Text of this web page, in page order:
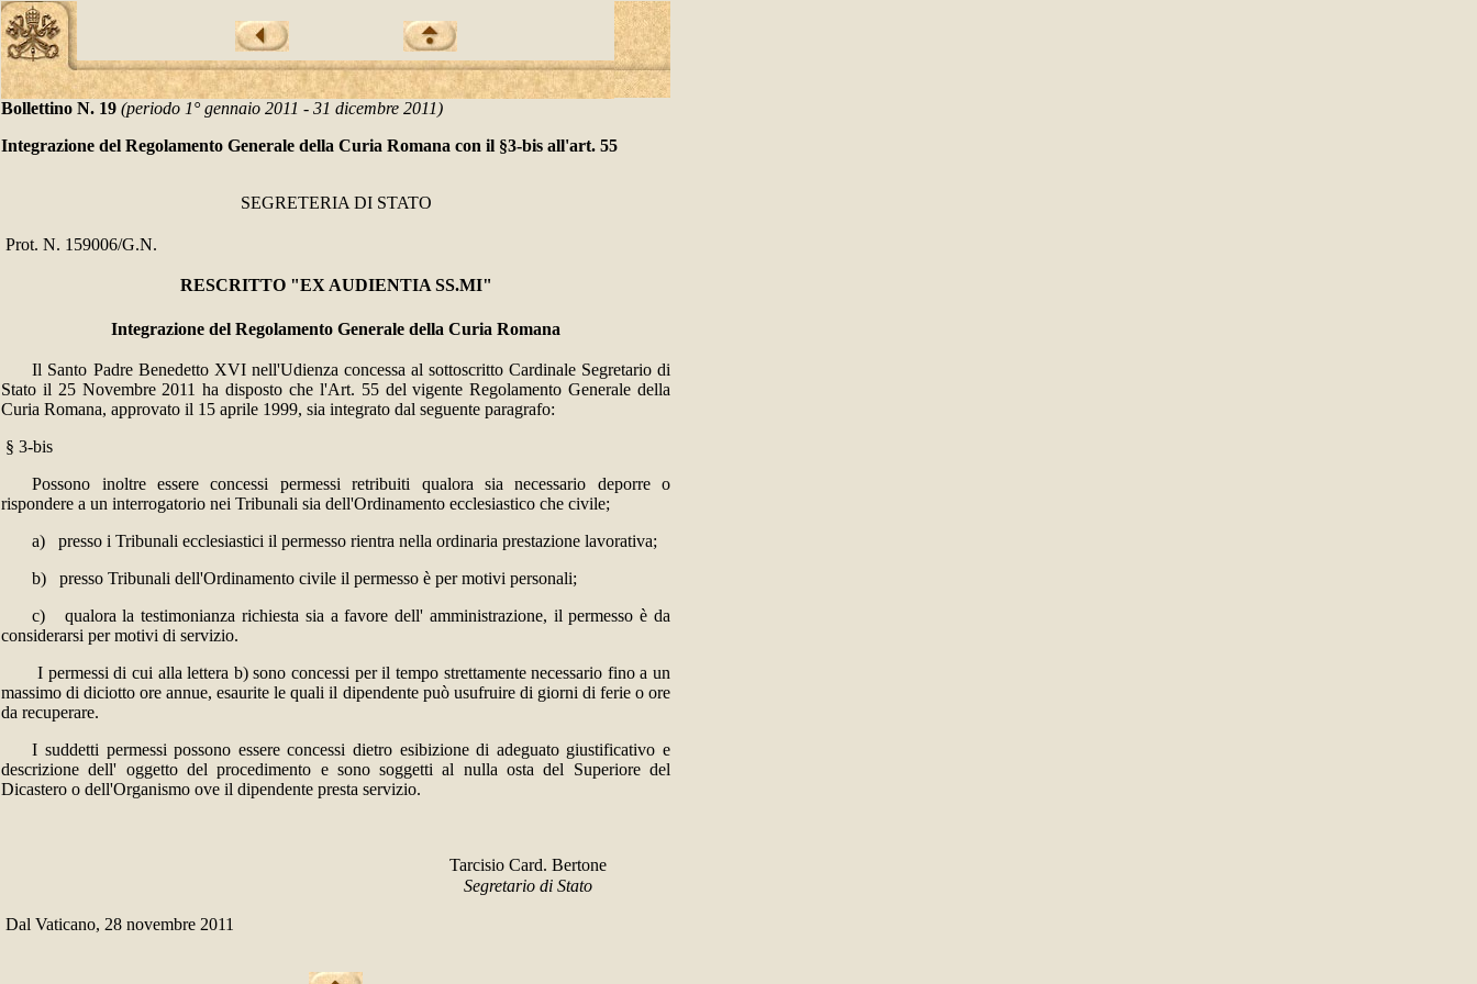
Bollettino N. 19 (periodo 1° gennaio 2011 - 31 dicembre 2011)
Integrazione del Regolamento Generale della Curia Romana con il §3-bis all'art. 55
SEGRETERIA DI STATO
Prot. N. 159006/G.N.
RESCRITTO "EX AUDIENTIA SS.MI"
Integrazione del Regolamento Generale della Curia Romana
Il Santo Padre Benedetto XVI nell'Udienza concessa al sottoscritto Cardinale Segretario di
Stato il 25 Novembre 2011 ha disposto che l'Art. 55 del vigente Regolamento Generale della
Curia Romana, approvato il 15 aprile 1999, sia integrato dal seguente paragrafo:
§ 3-bis
Possono inoltre essere concessi permessi retribuiti qualora sia necessario deporre o
rispondere a un interrogatorio nei Tribunali sia dell'Ordinamento ecclesiastico che civile;
a) presso i Tribunali ecclesiastici il permesso rientra nella ordinaria prestazione lavorativa;
b) presso Tribunali dell'Ordinamento civile il permesso è per motivi personali;
c) qualora la testimonianza richiesta sia a favore dell' amministrazione, il permesso è da
considerarsi per motivi di servizio.
I permessi di cui alla lettera b) sono concessi per il tempo strettamente necessario fino a un
massimo di diciotto ore annue, esaurite le quali il dipendente può usufruire di giorni di ferie o ore
da recuperare.
I suddetti permessi possono essere concessi dietro esibizione di adeguato giustificativo e
descrizione dell' oggetto del procedimento e sono soggetti al nulla osta del Superiore del
Dicastero o dell'Organismo ove il dipendente presta servizio.
TarcisioCard. Bertone
Segretario di Stato
Dal Vaticano, 28 novembre 2011